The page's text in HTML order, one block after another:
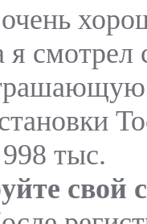
я смотрел
тыс.
свой